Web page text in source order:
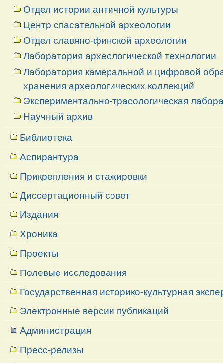
Отдел истории античной культуры
Центр спасательной археологии
Отдел славяно-финской археологии
Лаборатория археологической технологии
Лаборатория камеральной и цифровой
хранения археологических коллекций
Экспериментально-трасологическая
Научный архив
Библиотека
Аспирантура
Прикрепления и стажировки
Диссертационный совет
Издания
Хроника
Проекты
Полевые исследования
Государственная историко-культурная
Электронные версии публикаций
Администрация
Пресс-релизы